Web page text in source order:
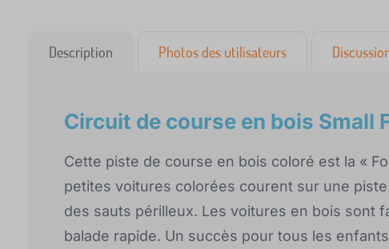
Description Photos des utilisateurs
Circuit de course en bois Small
Cette piste de course en bois coloré est la «
petites voitures colorées courent sur une
des sauts périlleux. Les voitures en bois sont
balade rapide. Un succès pour tous les